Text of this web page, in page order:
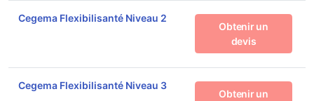
Cegema Flexibilisanté Niveau 2
Obtenir un
devis
Cegema Flexibilisanté Niveau 3
Obtenir un